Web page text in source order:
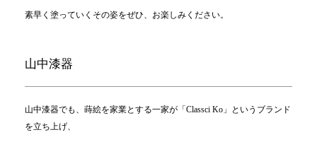
素早く塗っていくその姿をぜひ、お楽しみください。
山中漆器
山中漆器でも、蒔絵を家業とする一家が「Classci Ko」というブランド
を立ち上げ、